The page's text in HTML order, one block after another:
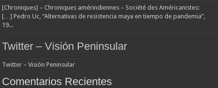
[Chroniques] – Chroniques amérindiennes – Société des Américanistes:
[…] Pedro Uc, “Alternativas de resistencia maya en tiempo de pandemia”,
19...
Twitter – Visión Peninsular
Twitter – Visión Peninsular
Comentarios Recientes